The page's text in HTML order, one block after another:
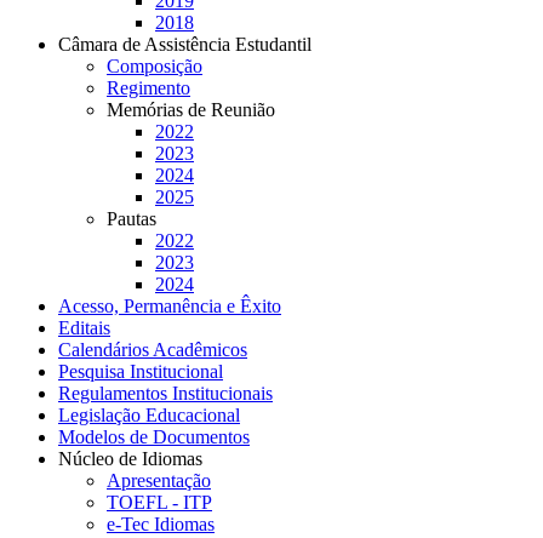
2018
Câmara de Assistência Estudantil
Composição
Regimento
Memórias de Reunião
2022
2023
2024
2025
Pautas
2022
2023
2024
Acesso, Permanência e Êxito
Editais
Calendários Acadêmicos
Pesquisa Institucional
Regulamentos Institucionais
Legislação Educacional
Modelos de Documentos
Núcleo de Idiomas
Apresentação
TOEFL - ITP
e-Tec Idiomas